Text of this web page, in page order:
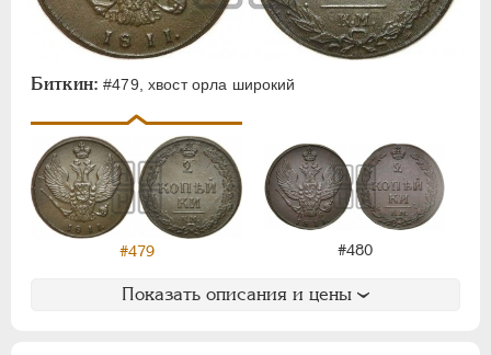
Биткин: #479, хвост орла широкий
#479 #480
Показать описания и цены